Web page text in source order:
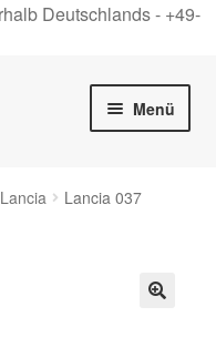
Deutschlands - +49-
Menü
Lancia Lancia 037